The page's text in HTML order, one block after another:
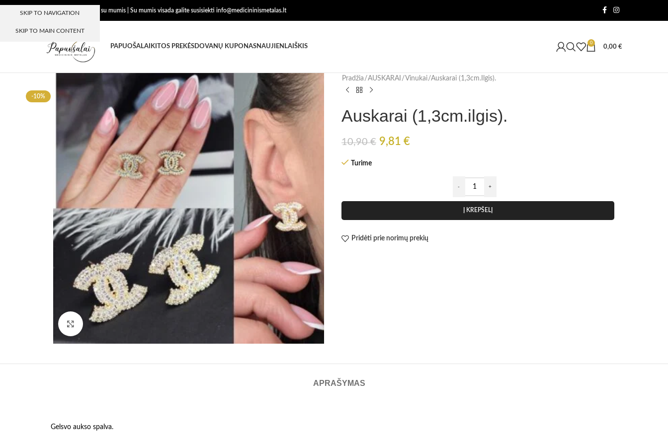
SKIP TO NAVIGATION
SKIP TO MAIN CONTENT
Dėkojame, kad esate su mumis | Su mumis visada galite susisiekti info@medicininismetalas.lt
PAPUOŠALAI KITOS PREKĖSDOVANŲ KUPONASNAUJIENLAIŠKIS
0
0,00 €
-10%
Paspauskite, kad padidinti
Pradžia AUSKARAI Vinukai Auskarai (1,3cm.ilgis).
Auskarai (1,3cm.ilgis).
10,90€ 9,81 €
Turime
Į KREPŠELĮ
Pridėti prie norimų prekių
APRAŠYMAS
Gelsvo aukso spalva.